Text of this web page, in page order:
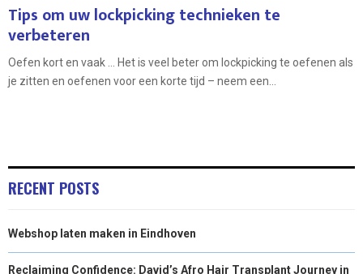
Tips om uw lockpicking technieken te
verbeteren
Oefen kort en vaak … Het is veel beter om lockpicking te oefenen als
je zitten en oefenen voor een korte tijd – neem een...
RECENT POSTS
Webshop laten maken in Eindhoven
Reclaiming Confidence: David’s Afro Hair Transplant Journey in